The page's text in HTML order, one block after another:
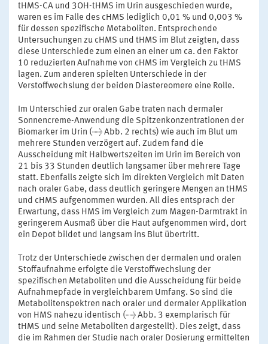
tHMS-CA und 3OH-tHMS im Urin ausgeschieden wurde,
waren es im Falle des cHMS lediglich 0,01 % und 0,003 %
für dessen spezifische Metaboliten. Entsprechende
Untersuchungen zu cHMS und tHMS im Blut zeigten, dass
diese Unterschiede zum einen an einer um ca. den Faktor
10 reduzierten Aufnahme von cHMS im Vergleich zu tHMS
lagen. Zum anderen spielten Unterschiede in der
Verstoffwechslung der beiden Diastereomere eine Rolle.
Im Unterschied zur oralen Gabe traten nach dermaler
Sonnencreme-Anwendung die Spitzenkonzentrationen der
Biomarker im Urin (→ Abb. 2 rechts) wie auch im Blut um
mehrere Stunden verzögert auf. Zudem fand die
Ausscheidung mit Halbwertszeiten im Urin im Bereich von
21 bis 33 Stunden deutlich langsamer über mehrere Tage
statt. Ebenfalls zeigte sich im direkten Vergleich mit Daten
nach oraler Gabe, dass deutlich geringere Mengen an tHMS
und cHMS aufgenommen wurden. All dies entsprach der
Erwartung, dass HMS im Vergleich zum Magen-Darmtrakt in
geringerem Ausmaß über die Haut aufgenommen wird, dort
ein Depot bildet und langsam ins Blut übertritt.
Trotz der Unterschiede zwischen der dermalen und oralen
Stoffaufnahme erfolgte die Verstoffwechslung der
spezifischen Metaboliten und die Ausscheidung für beide
Aufnahmepfade in vergleichbarem Umfang. So sind die
Metabolitenspektren nach oraler und dermaler Applikation
von HMS nahezu identisch (→ Abb. 3 exemplarisch für
tHMS und seine Metaboliten dargestellt). Dies zeigt, dass
die im Rahmen der Studie nach oraler Dosierung ermittelten